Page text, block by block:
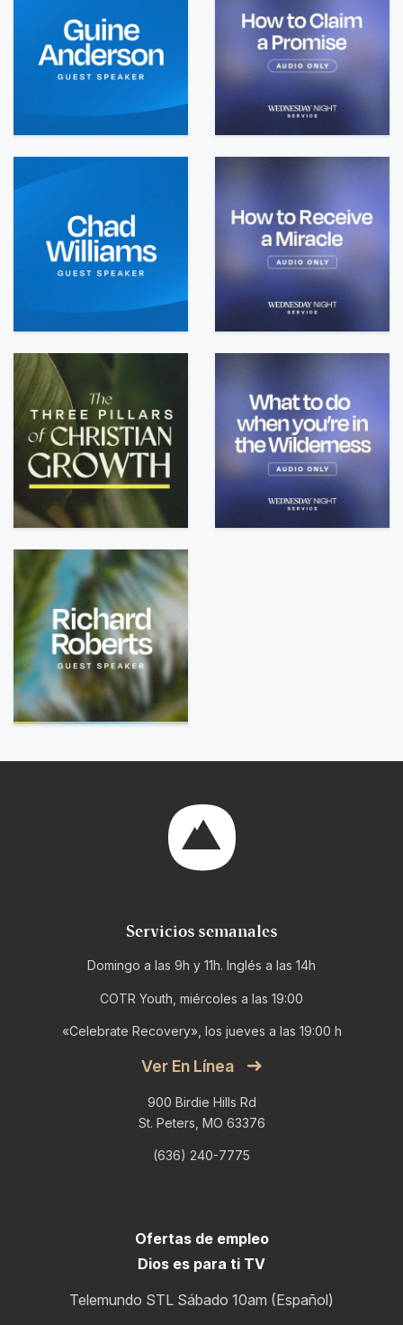
Servicios semanales
Domingo a las 9h y 11h. Inglés a las 14h
COTR Youth, miércoles a las 19:00
«Celebrate Recovery», los jueves a las 19:00 h
Ver En Línea
900 Birdie Hills Rd
St. Peters, MO 63376
(636) 240-7775
Ofertas de empleo
Dios es para ti TV
Telemundo STL Sábado 10am (Español)